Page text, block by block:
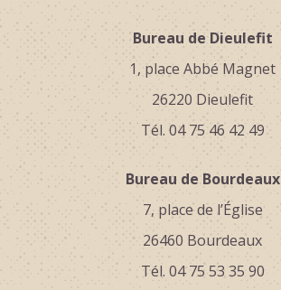
Bureau de Dieulefit
1, place Abbé Magnet
26220 Dieulefit
Tél. 04 75 46 42 49
Bureau de Bourdeaux
7, place de l’Église
26460 Bourdeaux
Tél. 04 75 53 35 90